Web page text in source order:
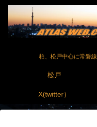
柏、松戸中心に常磐
松戸
X(twitter）